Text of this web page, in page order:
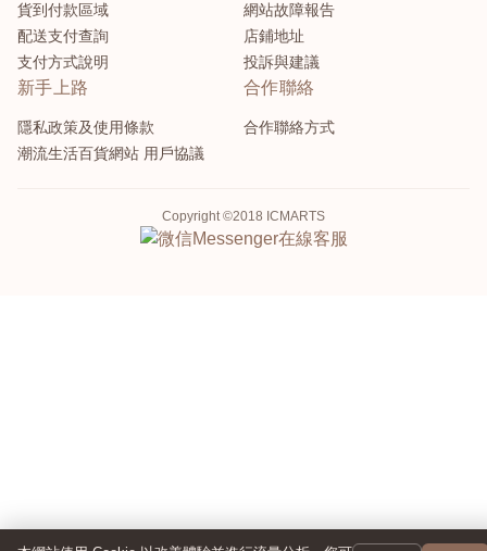
貨到付款區域
配送支付查詢
支付方式說明
網站故障報告
店鋪地址
投訴與建議
新手上路
隱私政策及使用條款
潮流生活百貨網站 用戶協議
合作聯絡
合作聯絡方式
Copyright ©2018 ICMARTS
Messenger在線客服